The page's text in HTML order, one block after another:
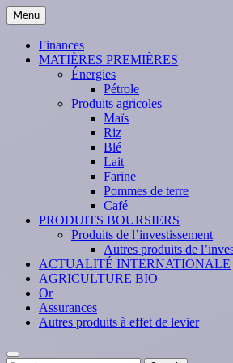
Skip
to
content
Menu
Finances
MATIÈRES PREMIÈRES
Énergies
Pétrole
Produits agricoles
Maïs
Riz
Blé
Lait
Farine
Pommes de terre
Café
PRODUITS BOURSIERS
Produits de l’investissement
Autres produits de
ACTUALITÉ INTERNATIONALE
AGRICULTURE BIO
Or
Assurances
Autres produits à effet de levier
Search